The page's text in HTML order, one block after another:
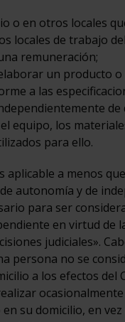
o en otros locales
locales de trabajo
remuneración;
un producto
a las
de
equipo, los
para ello.
aplicable a menos
autonomía y de
para ser
en virtud de
judiciales».
persona no se
a los efectos del
su domicilio, en